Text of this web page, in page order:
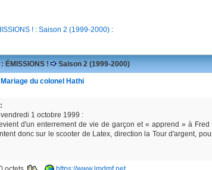
! : Saison 2 (1999-2000) :
: ÉMISSIONS ! Saison 2 (1999-2000)
du colonel Hathi
1 octobre 1999 :
d'un enterrement de vie de garçon et « apprend » à
donc sur le scooter de Latex, direction la Tour d'argent,